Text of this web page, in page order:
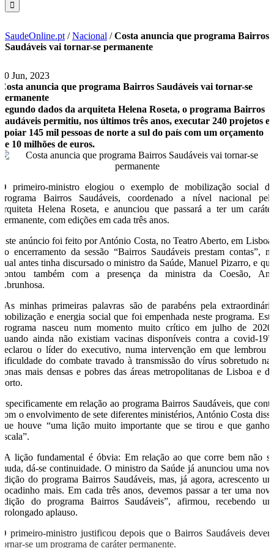
SaudeOnline.pt /Nacional /Costa anuncia que programa Bairros
Saudáveis vai tornar-se permanente
20 Jun, 2023
Costa anuncia que programa Bairros Saudáveis vai tornar-se
permanente
Segundo dados da arquiteta Helena Roseta, o programa Bairros
Saudáveis permitiu, nos últimos três anos, executar 240 projetos e
apoiar 145 mil pessoas de norte a sul do país com um orçamento
de 10 milhões de euros.
O primeiro-ministro elogiou o exemplo de mobilização social do
programa Bairros Saudáveis, coordenado a nível nacional pela
arquiteta Helena Roseta, e anunciou que passará a ter um caráter
permanente, com edições em cada três anos.
Este anúncio foi feito por António Costa, no Teatro Aberto, em Lisboa,
no encerramento da sessão “Bairros Saudáveis prestam contas”, na
qual antes tinha discursado o ministro da Saúde, Manuel Pizarro, e que
contou também com a presença da ministra da Coesão, Ana
Abrunhosa.
“As minhas primeiras palavras são de parabéns pela extraordinária
mobilização e energia social que foi empenhada neste programa. Este
programa nasceu num momento muito crítico em julho de 2020,
quando ainda não existiam vacinas disponíveis contra a covid-19”,
declarou o líder do executivo, numa intervenção em que lembrou a
dificuldade do combate travado à transmissão do vírus sobretudo nas
zonas mais densas e pobres das áreas metropolitanas de Lisboa e do
Porto.
Especificamente em relação ao programa Bairros Saudáveis, que conta
com o envolvimento de sete diferentes ministérios, António Costa disse
que houve “uma lição muito importante que se tirou e que ganhou
escala”.
“A lição fundamental é óbvia: Em relação ao que corre bem não se
muda, dá-se continuidade. O ministro da Saúde já anunciou uma nova
edição do programa Bairros Saudáveis, mas, já agora, acrescento um
bocadinho mais. Em cada três anos, devemos passar a ter uma nova
edição do programa Bairros Saudáveis”, afirmou, recebendo um
prolongado aplauso.
O primeiro-ministro justificou depois que o Bairros Saudáveis deverá
tornar-se um programa de caráter permanente.